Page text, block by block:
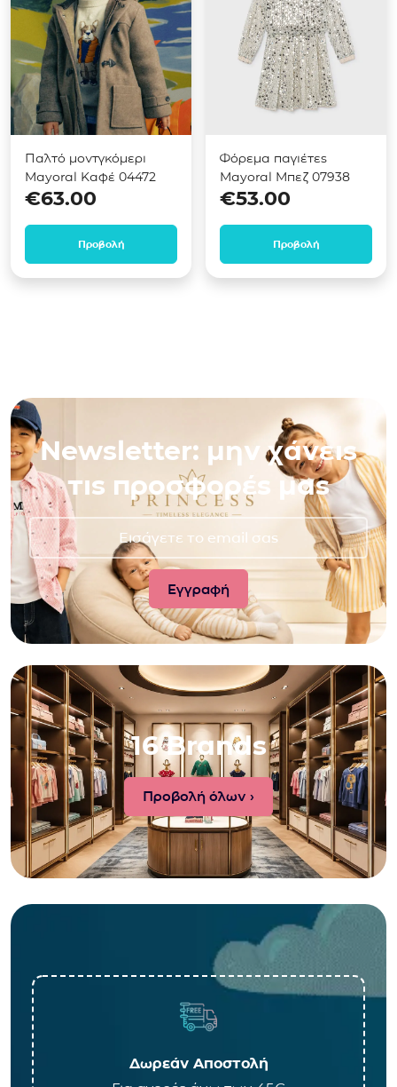
Παλτό μοντγκόμερι
Mayoral Καφέ 04472
€63.00
Προβολή
Φόρεμα παγιέτες
Mayoral Μπεζ 07938
€53.00
Προβολή
Newsletter: μην χάνεις
τις προσφορές μας
16 Brands
Προβολή όλων ›
Δωρεάν Αποστολή